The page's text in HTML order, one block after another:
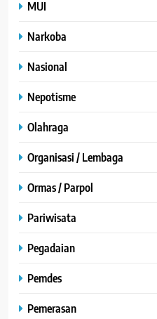
MUI
Narkoba
Nasional
Nepotisme
Olahraga
Organisasi / Lembaga
Ormas / Parpol
Pariwisata
Pegadaian
Pemdes
Pemerasan